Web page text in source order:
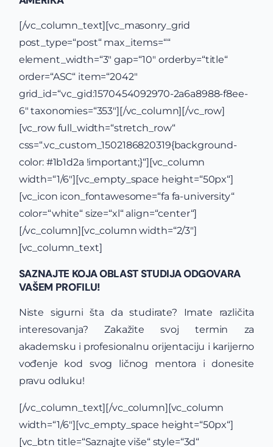
[/vc_column_text][vc_masonry_grid
post_type=“post“ max_items=““
element_width=“3″ gap=“10″ orderby=“title“
order=“ASC“ item=“2042″
grid_id=“vc_gid:1570454092970-2a6a8988-f8ee-
6″ taxonomies=“353″][/vc_column][/vc_row]
[vc_row full_width=“stretch_row“
css=“.vc_custom_1502186820319{background-
color: #1b1d2a !important;}“][vc_column
width=“1/6″][vc_empty_space height=“50px“]
[vc_icon icon_fontawesome=“fa fa-university“
color=“white“ size=“xl“ align=“center“]
[/vc_column][vc_column width=“2/3″]
[vc_column_text]
SAZNAJTE KOJA OBLAST STUDIJA ODGOVARA
VAŠEM PROFILU!
Niste sigurni šta da studirate? Imate različita
interesovanja? Zakažite svoj termin za
akademsku i profesionalnu orijentaciju i karijerno
vođenje kod svog ličnog mentora i donesite
pravu odluku!
[/vc_column_text][/vc_column][vc_column
width=“1/6″][vc_empty_space height=“50px“]
[vc_btn title=“Saznajte više“ style=“3d“